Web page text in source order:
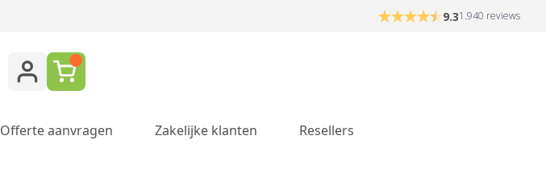
9.31.940 reviews
Offerte aanvragen Zakelijke klanten Resellers